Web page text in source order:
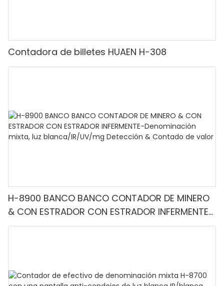
Contadora de billetes HUAEN H-308
H-8900 BANCO BANCO CONTADOR DE MINERO
& CON ESTRADOR CON ESTRADOR INFERMENTE-
Denominación mixta, luz blanca/IR/UV/mg